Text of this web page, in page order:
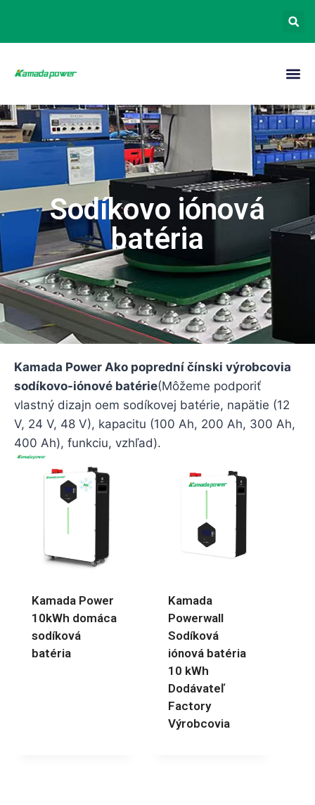
Sodíkovo iónová
batéria
Kamada Power Ako poprední čínski výrobcovia
sodíkovo-iónové batérie(Môžeme podporiť
vlastný dizajn oem sodíkovej batérie, napätie (12
V, 24 V, 48 V), kapacitu (100 Ah, 200 Ah, 300 Ah,
400 Ah), funkciu, vzhľad).
Kamada Power
10kWh domáca
sodíková
batéria
Kamada
Powerwall
Sodíková
iónová batéria
10 kWh
Dodávateľ
Factory
Výrobcovia